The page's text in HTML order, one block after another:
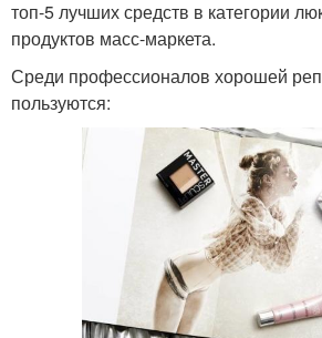
топ-5 лучших средств в категории
продуктов масс-маркета.
Среди профессионалов хорошей
пользуются: